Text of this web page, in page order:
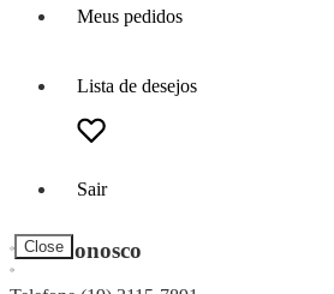
Meus pedidos
Lista de desejos
Sair
Close
Fale Conosco